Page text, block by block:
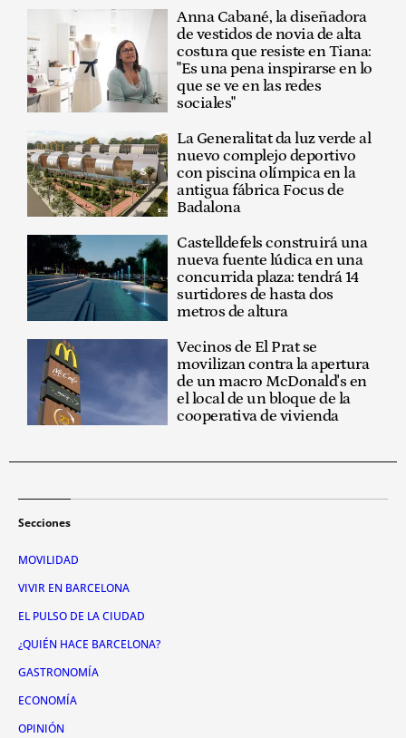
Anna Cabané, la diseñadora
de vestidos de novia de alta
costura que resiste en Tiana:
"Es una pena inspirarse en lo
que se ve en las redes
sociales"
La Generalitat da luz verde al
nuevo complejo deportivo
con piscina olímpica en la
antigua fábrica Focus de
Badalona
Castelldefels construirá una
nueva fuente lúdica en una
concurrida plaza: tendrá 14
surtidores de hasta dos
metros de altura
Vecinos de El Prat se
movilizan contra la apertura
de un macro McDonald's en
el local de un bloque de la
cooperativa de vivienda
Secciones
MOVILIDAD
VIVIR EN BARCELONA
EL PULSO DE LA CIUDAD
¿QUIÉN HACE BARCELONA?
GASTRONOMÍA
ECONOMÍA
OPINIÓN